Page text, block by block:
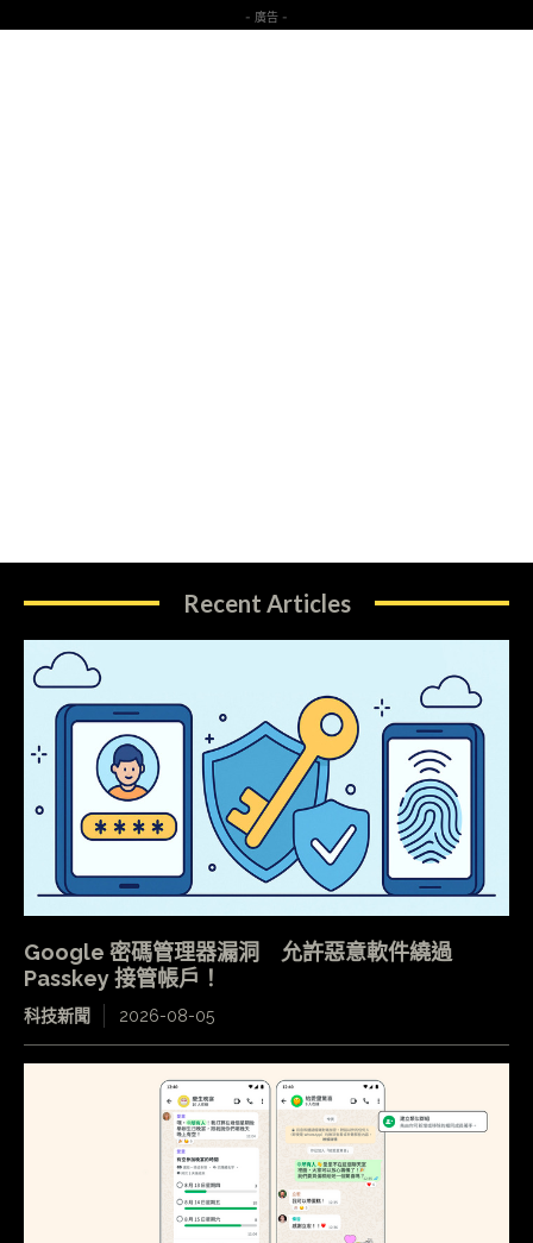
- 廣告 -
Recent Articles
Google 密碼管理器漏洞 允許惡意軟件繞過
Passkey 接管帳戶！
科技新聞 2026-08-05